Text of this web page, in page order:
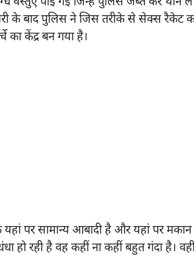
के बाद पुलिस ने जिस तरीके से सेक्स रैकेट
का केंद्र बन गया है।
पर सामान्य आबादी है और यहां पर मकान
हो रही है वह कहीं ना कहीं बहुत गंदा है।